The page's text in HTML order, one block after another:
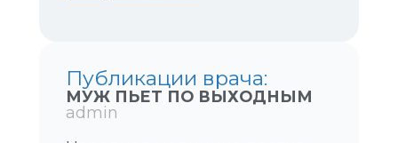
Публикации врача:
МУЖ ПЬЕТ ПО ВЫХОДНЫМ
admin